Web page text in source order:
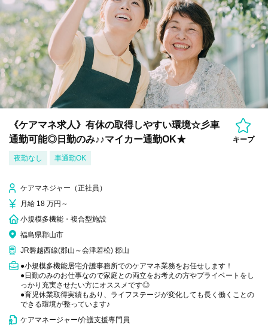
《ケアマネ求人》有休の取得しやすい環境☆彡車
通勤可能◎日勤のみ♪♪マイカー通勤OK★
キープ
夜勤なし 車通勤OK
ケアマネジャー（正社員）
月給 18 万円～
小規模多機能・複合型施設
福島県郡山市
JR磐越西線(郡山～会津若松) 郡山
●小規模多機能居宅介護事務所でのケアマネ業務をお任せします！
●日勤のみのお仕事なので家庭との両立をお考えの方やプライベートをし
っかり充実させたい方にオススメです◎
●育児休業取得実績もあり、ライフステージが変化しても長く働くことの
できる環境が整っています♪
ケアマネージャー/介護支援専門員